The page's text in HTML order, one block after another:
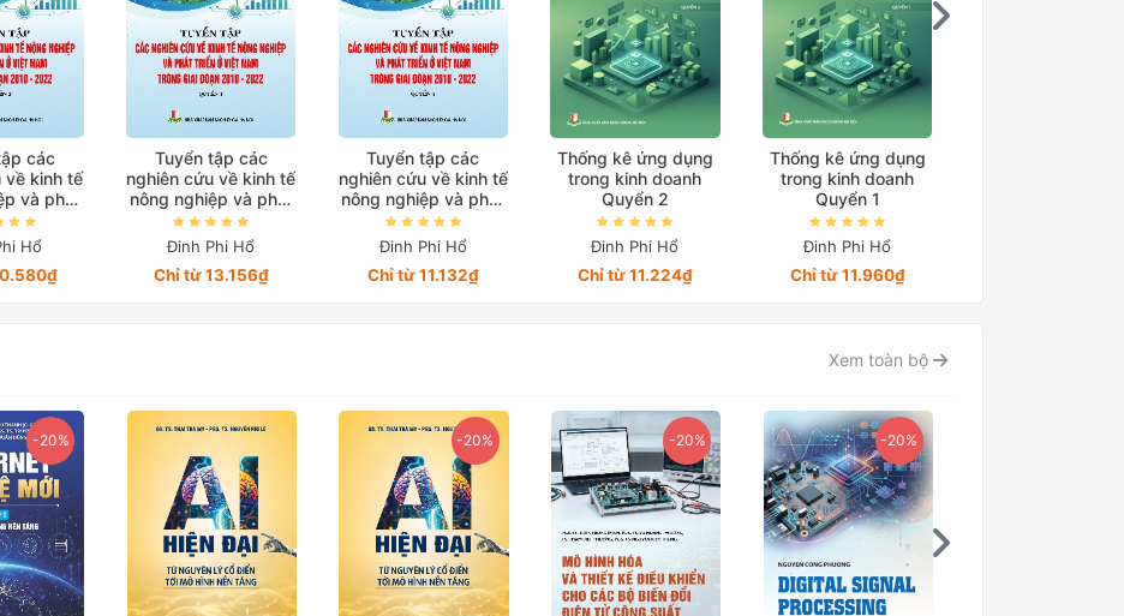
các
về kinh tế
và phát
Nam
đoạn
Hổ
Tuyển tập các
nghiên cứu về kinh tế
nông nghiệp và phát
triển ở Việt Nam
trong giai đoạn
Đinh Phi Hổ
Chỉ từ 13.156₫
Tuyển tập các
nghiên cứu về kinh tế
nông nghiệp và phát
triển ở Việt Nam
trong giai đoạn
Đinh Phi Hổ
Chỉ từ 11.132₫
Thống kê ứng dụng
trong kinh doanh
Quyển 2
Đinh Phi Hổ
Chỉ từ 11.224₫
Thống kê ứng dụng
trong kinh doanh
Quyển 1
Đinh Phi Hổ
Chỉ từ 11.960₫
Xem toàn bộ
-20% -20% -20% -20%